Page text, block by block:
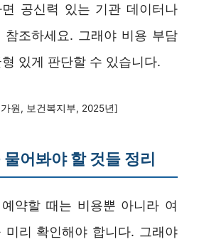
공신력 있는 기관 데이터나
참조하세요. 그래야 비용 부담
있게 판단할 수 있습니다.
원, 보건복지부, 2025년]
어봐야 할 것들 정리
약할 때는 비용뿐 아니라 여
미리 확인해야 합니다. 그래야